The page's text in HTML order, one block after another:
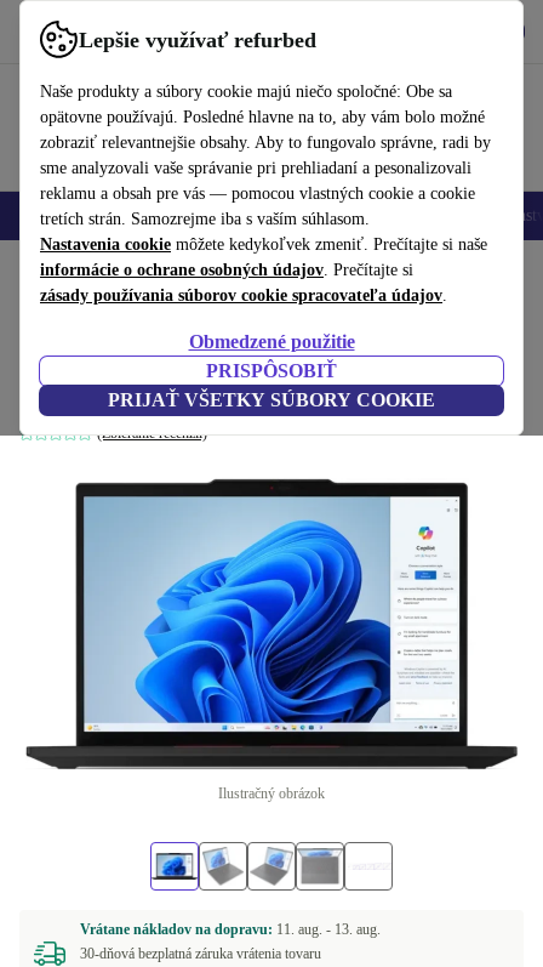
Lepšie využívať refurbed
Naše produkty a súbory cookie majú niečo spoločné: Obe sa
opätovne používajú. Posledné hlavne na to, aby vám bolo možné
zobraziť relevantnejšie obsahy. Aby to fungovalo správne, radi by
sme analyzovali vaše správanie pri prehliadaní a pesonalizovali
reklamu a obsah pre vás — pomocou vlastných cookie a cookie
tretích strán. Samozrejme iba s vaším súhlasom.
Nastavenia cookie môžete kedykoľvek zmeniť. Prečítajte si naše
informácie o ochrane osobných údajov. Prečítajte si
zásady používania súborov cookie spracovateľa údajov.
Obmedzené použitie
PRISPÔSOBIŤ
PRIJAŤ VŠETKY SÚBORY COOKIE
používať refurbed rýchlo a jednoducho
Mobilné telefóny Laptopy Tablety Inteligentné hodinky
Domov Produkty Notebooky Notebooky Lenovo
Lenovo Thinkpad T14 G5 |
Core Ultra 5 135U | 14-palcový
32 GB | 512 GB SSD | Win 11 Pro | DE
(Zbieranie recenzií)
1 019,00 €
1 819,00 €
Ilustračný obrázok
Vrátane nákladov na dopravu: 11. aug. - 13. aug.
30-dňová bezplatná záruka vrátenia tovaru